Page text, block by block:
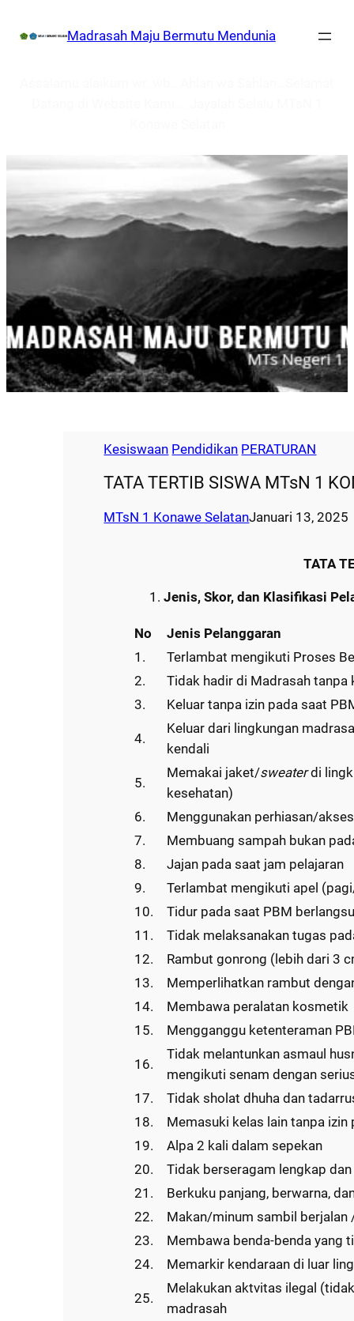
Madrasah Maju Bermutu Mendunia
Kesiswaan Pendidikan PERATURAN
TATA TERTIB SISWA MTsN 1
MTsN 1 Konawe SelatanJanuari 13, 2025
TATA
Jenis, Skor, dan Klasifikasi
No
Jenis Pelanggaran
1.
Terlambat mengikuti Proses
2.
Tidak hadir di Madrasah tanpa
3.
Keluar tanpa izin pada saat
4.
Keluar dari lingkungan
kendali
5.
Memakai jaket/sweaterdi
kesehatan)
6.
Menggunakan perhiasan/
7.
Membuang sampah bukan
8.
Jajan pada saat jam pelajaran
9.
Terlambat mengikuti apel
10.
Tidur pada saat PBM
11.
Tidak melaksanakan tugas
12.
Rambut gonrong (lebih dari 3
13.
Memperlihatkan rambut
14.
Membawa peralatan kosmetik
15.
Mengganggu ketenteraman
16.
Tidak melantunkan asmaul
mengikuti senam dengan
17.
Tidak sholat dhuha dan
18.
Memasuki kelas lain tanpa izin
19.
Alpa 2 kali dalam sepekan
20.
Tidak berseragam lengkap
21.
Berkuku panjang, berwarna,
22.
Makan/minum sambil berjalan
23.
Membawa benda-benda yang
24.
Memarkir kendaraan di luar
25.
Melakukan aktvitas ilegal
madrasah